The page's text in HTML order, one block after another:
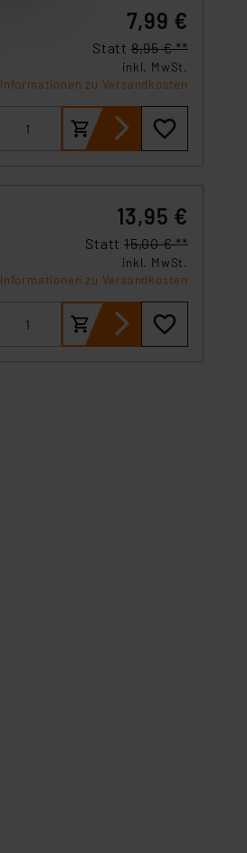
7,99 €
Statt 8,95 € **
inkl. MwSt.
Informationen zu Versandkosten
13,95 €
Statt 15,00 € **
inkl. MwSt.
Informationen zu Versandkosten